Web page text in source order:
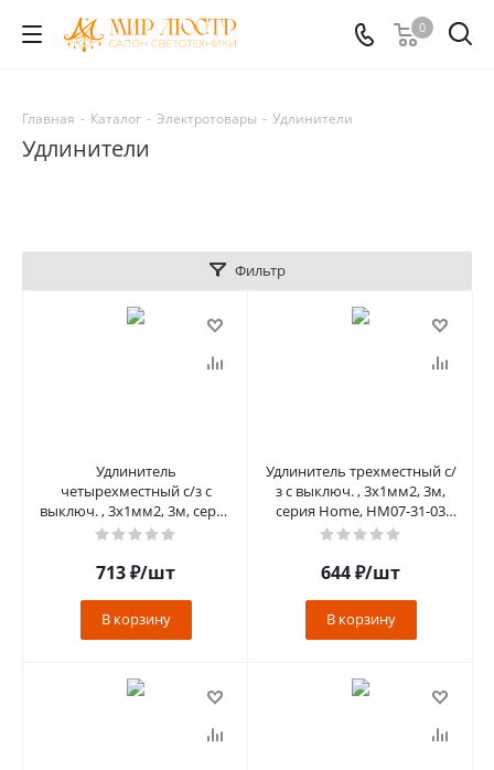
0
Главная - Каталог - Электротовары - Удлинители
Удлинители
Фильтр
Удлинитель
четырехместный с/з с
выключ. , 3x1мм2, 3м, серия
Home, HM07-41-03
713₽/шт
В корзину
Удлинитель трехместный с/
з с выключ. , 3x1мм2, 3м,
серия Home, HM07-31-03
(У16А-002), белый
644₽/шт
В корзину